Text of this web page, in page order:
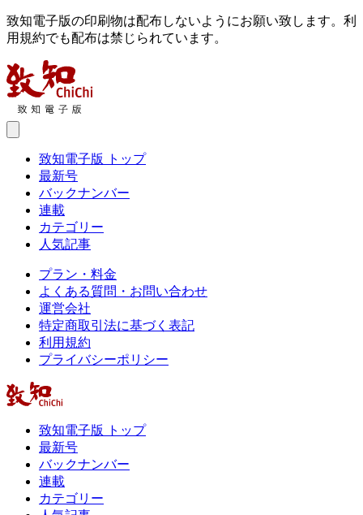
致知電子版の印刷物は配布しないようにお願い致します。利
用規約でも配布は禁じられています。
致知電子版 トップ
最新号
バックナンバー
連載
カテゴリー
人気記事
プラン・料金
よくある質問・お問い合わせ
運営会社
特定商取引法に基づく表記
利用規約
プライバシーポリシー
致知電子版 トップ
最新号
バックナンバー
連載
カテゴリー